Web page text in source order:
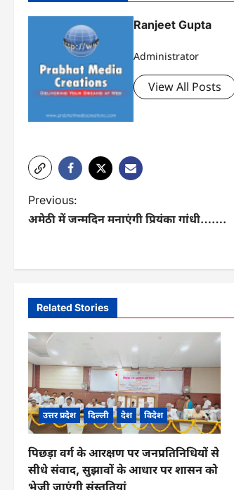
Ranjeet Gupta
Administrator
View All Posts
P
o
n
a
v
g
a
t
i
Previous:
अमेठी में जन्मदिन मनाएंगी प्रियंका गांधी…….
Related Stories
उत्तर प्रदेश दिल्ली देश विदेश
पिछड़ा वर्ग के आरक्षण पर जनप्रतिनिधियों से
सीधे संवाद, सुझावों के आधार पर शासन को
भेजी जाएंगी संस्तुतियां